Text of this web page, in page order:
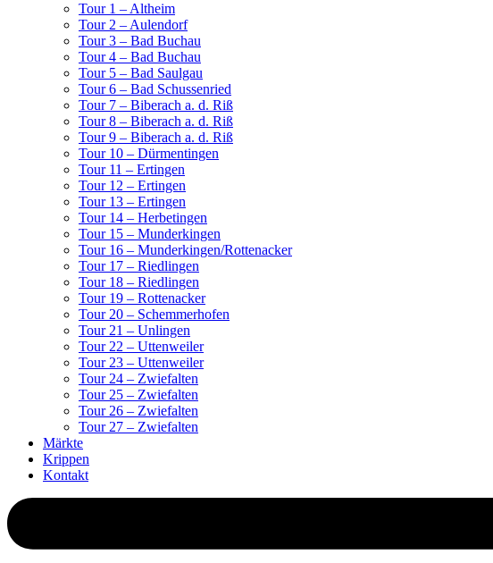
Tour 1 – Altheim
Tour 2 – Aulendorf
Tour 3 – Bad Buchau
Tour 4 – Bad Buchau
Tour 5 – Bad Saulgau
Tour 6 – Bad Schussenried
Tour 7 – Biberach a. d. Riß
Tour 8 – Biberach a. d. Riß
Tour 9 – Biberach a. d. Riß
Tour 10 – Dürmentingen
Tour 11 – Ertingen
Tour 12 – Ertingen
Tour 13 – Ertingen
Tour 14 – Herbetingen
Tour 15 – Munderkingen
Tour 16 – Munderkingen/Rottenacker
Tour 17 – Riedlingen
Tour 18 – Riedlingen
Tour 19 – Rottenacker
Tour 20 – Schemmerhofen
Tour 21 – Unlingen
Tour 22 – Uttenweiler
Tour 23 – Uttenweiler
Tour 24 – Zwiefalten
Tour 25 – Zwiefalten
Tour 26 – Zwiefalten
Tour 27 – Zwiefalten
Märkte
Krippen
Kontakt